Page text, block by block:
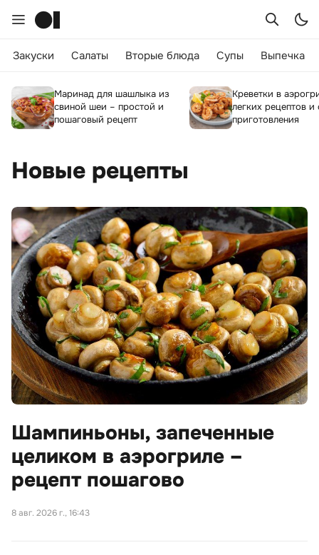
Закуски Салаты Вторые блюда Супы Выпечка
Маринад для шашлыка из
свиной шеи – простой и
пошаговый рецепт
Креветки в
легких рецептов и
приготовления
Новые рецепты
Шампиньоны, запеченные
целиком в аэрогриле –
рецепт пошагово
8 авг. 2026 г., 16:43